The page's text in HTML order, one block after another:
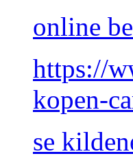
online
https://
kopen-
se